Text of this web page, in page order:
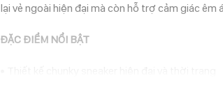
lại vẻ ngoài hiện đại mà còn hỗ trợ cảm giác êm
ĐẶC ĐIỂM NỔI BẬT